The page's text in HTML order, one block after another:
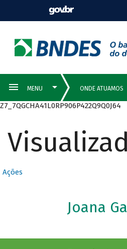
Z7_7QGCHA41L0RP906P422Q9Q0J64
Ações
Joana